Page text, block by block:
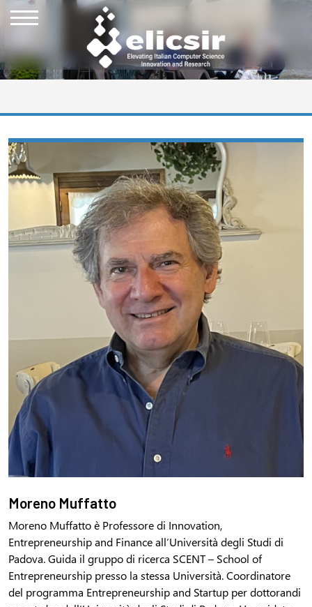
Moreno Muffatto
Moreno Muffatto è Professore di Innovation,
Entrepreneurship and Finance all’Università degli Studi di
Padova. Guida il gruppo di ricerca SCENT – School of
Entrepreneurship presso la stessa Università. Coordinatore
del programma Entrepreneurship and Startup per dottorandi